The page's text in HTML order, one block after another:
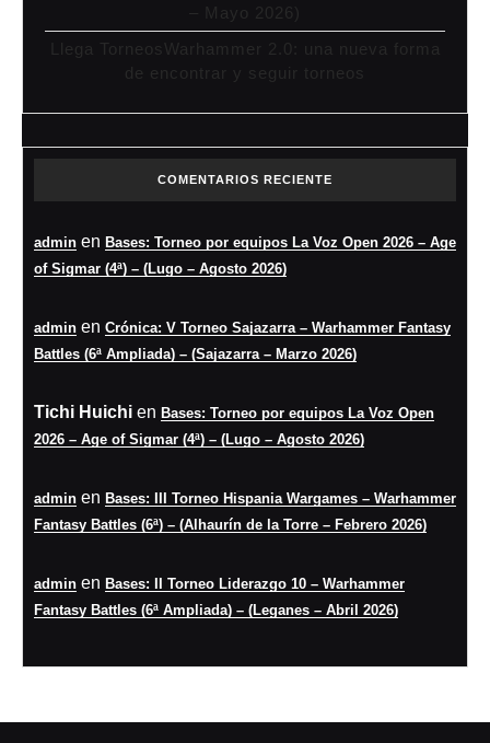
– Mayo 2026)
Llega TorneosWarhammer 2.0: una nueva forma
de encontrar y seguir torneos
COMENTARIOS RECIENTE
admin en Bases: Torneo por equipos La Voz Open 2026 – Age
of Sigmar (4ª) – (Lugo – Agosto 2026)
admin en Crónica: V Torneo Sajazarra – Warhammer Fantasy
Battles (6ª Ampliada) – (Sajazarra – Marzo 2026)
Tichi Huichi en Bases: Torneo por equipos La Voz Open
2026 – Age of Sigmar (4ª) – (Lugo – Agosto 2026)
admin en Bases: III Torneo Hispania Wargames – Warhammer
Fantasy Battles (6ª) – (Alhaurín de la Torre – Febrero 2026)
admin en Bases: II Torneo Liderazgo 10 – Warhammer
Fantasy Battles (6ª Ampliada) – (Leganes – Abril 2026)